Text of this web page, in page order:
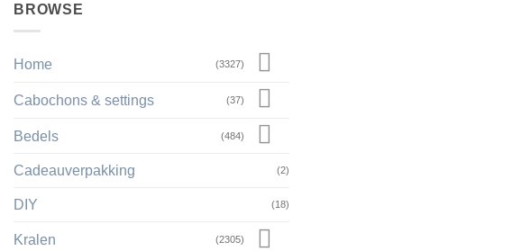
BROWSE
Home (3327)
Cabochons & settings (37)
Bedels (484)
Cadeauverpakking (2)
DIY (18)
Kralen (2305)